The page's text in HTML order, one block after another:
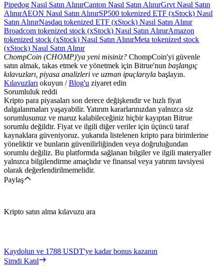
Pipedog Nasıl Satın AlınırCanton Nasıl Satın AlınırGrvt Nasıl Satın
AlınırAEON Nasıl Satın AlınırSP500 tokenized ETF (xStock) Nasıl
Satın AlınırNasdaq tokenized ETF (xStock) Nasıl Satın Alınır
Broadcom tokenized stock (xStock) Nasıl Satın AlınırAmazon
tokenized stock (xStock) Nasıl Satın AlınırMeta tokenized stock
(xStock) Nasıl Satın Alınır
ChompCoin (CHOMP)'ya yeni misiniz? ChompCoin'yi güvenle
satın almak, takas etmek ve yönetmek için Bitrue'nun başlangıç
kılavuzları, piyasa analizleri ve uzman ipuçlarıyla başlayın.
Kılavuzları okuyun /Blog'u ziyaret edin
Sorumluluk reddi
Kripto para piyasaları son derece değişkendir ve hızlı fiyat
dalgalanmaları yaşayabilir. Yatırım kararlarınızdan yalnızca siz
sorumlusunuz ve maruz kalabileceğiniz hiçbir kayıptan Bitrue
sorumlu değildir. Fiyat ve ilgili diğer veriler için üçüncü taraf
kaynaklara güveniyoruz. yukarıda listelenen kripto para birimlerine
yöneliktir ve bunların güvenilirliğinden veya doğruluğundan
sorumlu değiliz. Bu platformda sağlanan bilgiler ve ilgili materyaller
yalnızca bilgilendirme amaçlıdır ve finansal veya yatırım tavsiyesi
olarak değerlendirilmemelidir.
Paylaş
Kripto satın alma kılavuzu ara
Kaydolun ve 1788 USDT'ye kadar bonus kazanın
Şimdi Katıl